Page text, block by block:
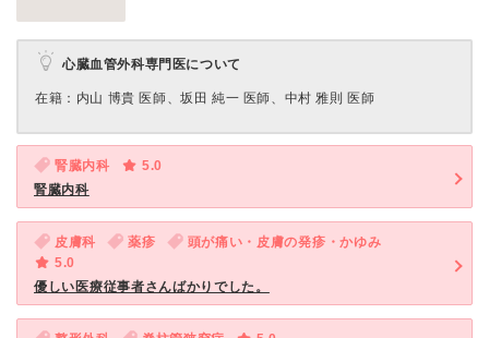
心臓血管外科専門医について
在籍：内山 博貴 医師、坂田 純一 医師、中村 雅則 医師
腎臓内科
5.0
腎臓内科
皮膚科 薬疹
頭が痛い・皮膚の発疹・かゆみ
5.0
優しい医療従事者さんばかりでした。